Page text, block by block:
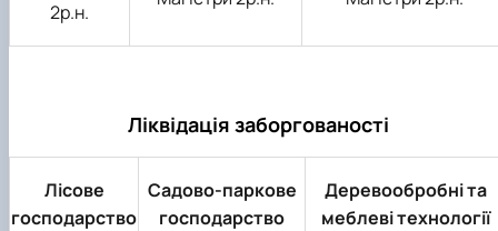
2р.н.
Ліквідація заборгованості
Лісове
господарство
Садово-паркове
господарство
Деревообробні та
меблеві технології